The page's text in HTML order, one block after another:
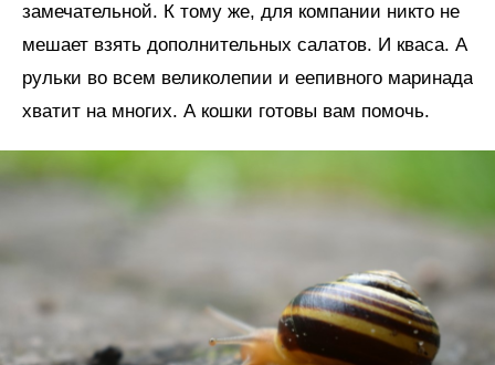
замечательной. К тому же, для компании никто не
мешает взять дополнительных салатов. И кваса. А
рульки во всем великолепии и еепивного маринада
хватит на многих. А кошки готовы вам помочь.